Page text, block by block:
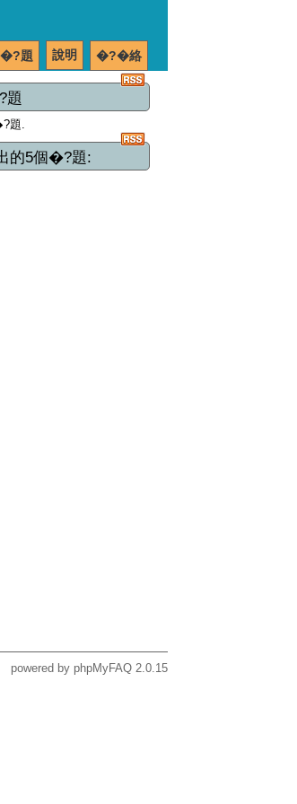
�?�絡
說明
�?題
題
題.
的5個�?題:
powered by phpMyFAQ 2.0.15